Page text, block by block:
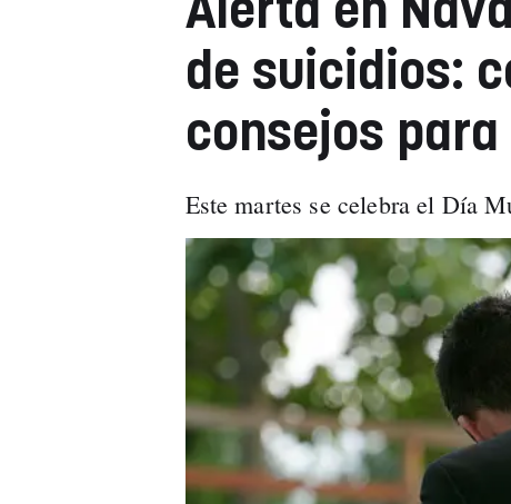
Alerta en
de suicidios:
consejos
Este martes se celebra el Día